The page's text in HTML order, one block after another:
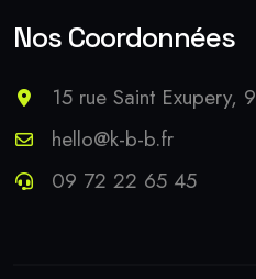
Nos Coordonnées
15 rue Saint Exupery,
hello@k-b-b.fr
09 72 22 65 45